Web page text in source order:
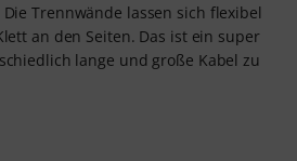
Trennwände lassen sich flexibel
an den Seiten. Das ist ein super
lange und große Kabel zu